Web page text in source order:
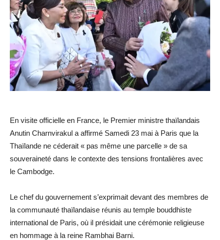
En visite officielle en France, le Premier ministre thaïlandais
Anutin Charnvirakul a affirmé Samedi 23 mai à Paris que la
Thaïlande ne céderait « pas même une parcelle » de sa
souveraineté dans le contexte des tensions frontalières avec
le Cambodge.
Le chef du gouvernement s’exprimait devant des membres de
la communauté thaïlandaise réunis au temple bouddhiste
international de Paris, où il présidait une cérémonie religieuse
en hommage à la reine Rambhai Barni.